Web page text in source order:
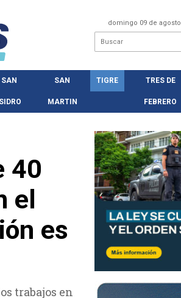
domingo 09 de
SAN SAN
MARTIN
TIGRE TRES DE
FEBRERO
40
el
es
trabajos en